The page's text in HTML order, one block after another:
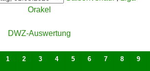
Orakel
DWZ-Auswertung
1 2 3 4 5 6 7 8 9